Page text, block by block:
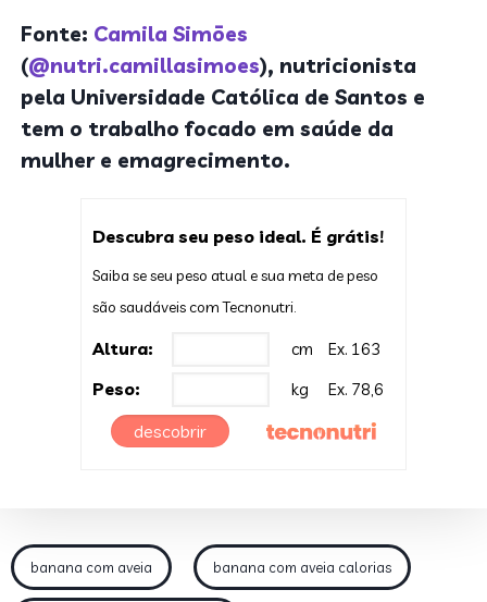
Fonte: Camila Simōes
(@nutri.camillasimoes), nutricionista
pela Universidade Católica de Santos e
tem o trabalho focado em saúde da
mulher e emagrecimento.
Descubra seu peso ideal. É grátis!
Saiba se seu peso atual e sua meta de peso
são saudáveis com Tecnonutri.
Altura: cm Ex. 163
Peso: kg Ex. 78,6
descobrir
banana com aveia banana com aveia calorias